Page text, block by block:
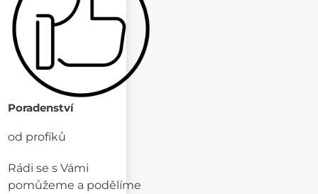
Poradenství
od profíků
Rádi se s Vámi
pomůžeme a podělíme